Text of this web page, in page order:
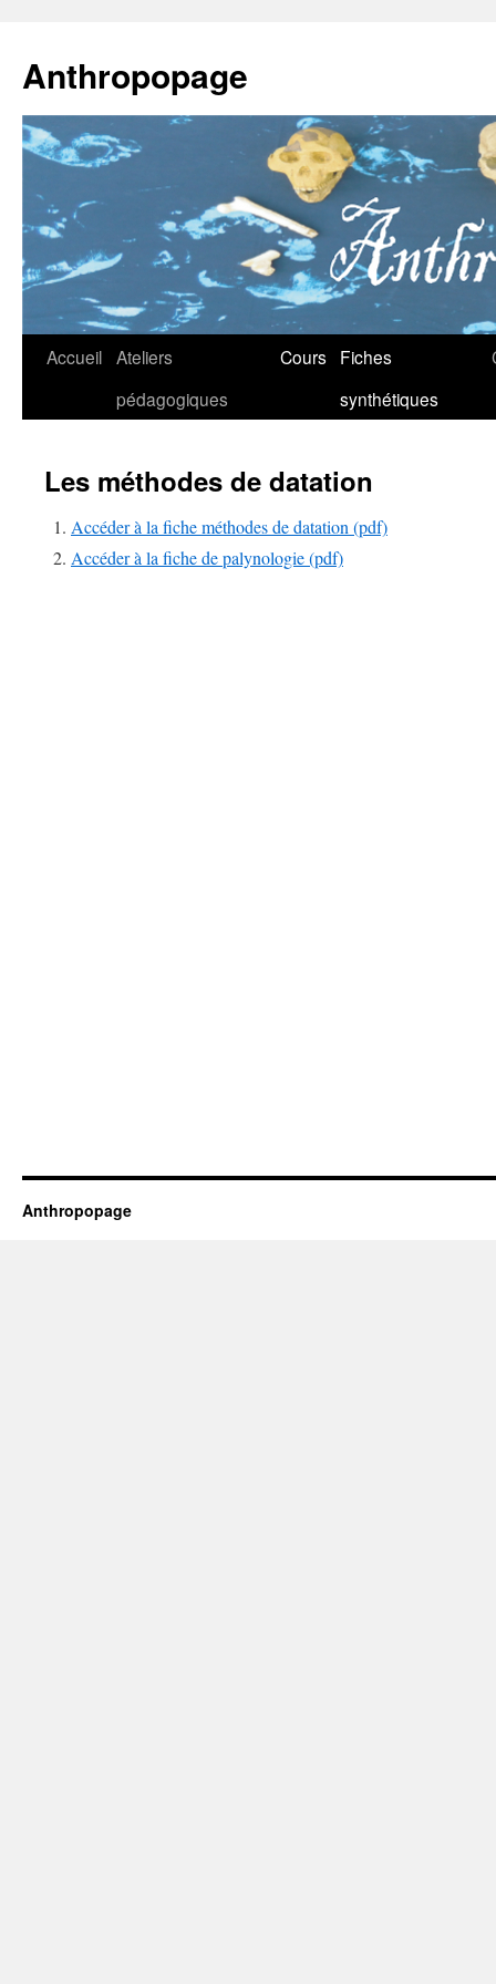
Anthropopage
Aller
Accueil Ateliers
pédagogiques
Cours Fiches
synthétiques
Les méthodes de datation
Accéder à la fiche méthodes de datation (pdf)
Accéder à la fiche de palynologie (pdf)
Anthropopage